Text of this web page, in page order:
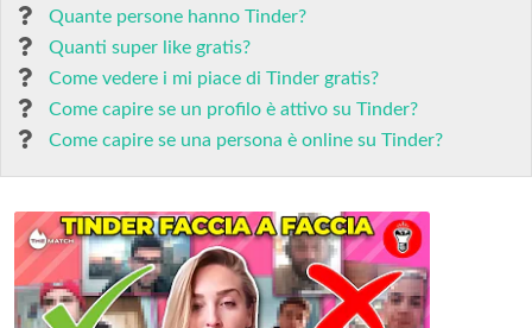
Quante persone hanno Tinder?
Quanti super like gratis?
Come vedere i mi piace di Tinder gratis?
Come capire se un profilo è attivo su Tinder?
Come capire se una persona è online su Tinder?